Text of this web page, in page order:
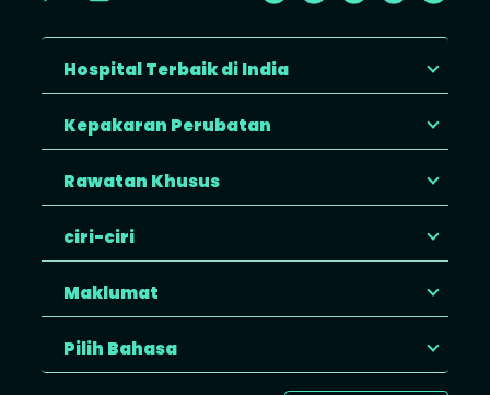
Hospital Terbaik di India
Kepakaran Perubatan
Rawatan Khusus
ciri-ciri
Maklumat
Pilih Bahasa